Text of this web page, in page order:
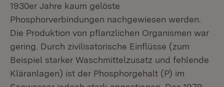
1930er Jahre kaum gelöste
Phosphorverbindungen nachgewiesen werden.
Die Produktion von pflanzlichen Organismen war
gering. Durch zivilisatorische Einflüsse (zum
Beispiel starker Waschmittelzusatz und fehlende
Kläranlagen) ist der Phosphorgehalt (P) im